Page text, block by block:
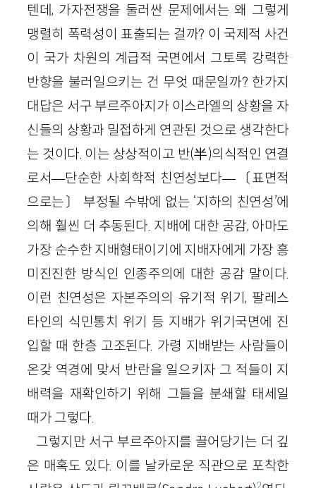
텐데, 가자전쟁을 둘러싼 문제에서는 왜 그렇게
맹렬히 폭력성이 표출되는 걸까? 이 국제적 사건
이 국가 차원의 계급적 국면에서 그토록 강력한
반향을 불러일으키는 건 무엇 때문일까? 한가지
대답은 서구 부르주아지가 이스라엘의 상황을 자
신들의 상황과 밀접하게 연관된 것으로 생각한다
는 것이다. 이는 상상적이고 반(半)의식적인 연결
로서—단순한 사회학적 친연성보다—〔표면적
으로는〕 부정될 수밖에 없는 ‘지하의 친연성’에
의해 훨씬 더 추동된다. 지배에 대한 공감, 아마도
가장 순수한 지배형태이기에 지배자에게 가장 흥
미진진한 방식인 인종주의에 대한 공감 말이다.
이런 친연성은 자본주의의 유기적 위기, 팔레스
타인의 식민통치 위기 등 지배가 위기국면에 진
입할 때 한층 고조된다. 가령 지배받는 사람들이
온갖 역경에 맞서 반란을 일으키자 그 적들이 지
배력을 재확인하기 위해 그들을 분쇄할 태세일
때가 그렇다.
그렇지만 서구 부르주아지를 끌어당기는 더 깊
은 매혹도 있다. 이를 날카로운 직관으로 포착한